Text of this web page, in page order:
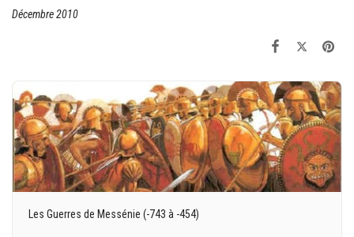
Décembre 2010
Les Guerres de Messénie (-743 à -454)